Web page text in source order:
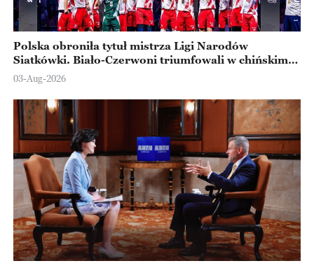
Polska obroniła tytuł mistrza Ligi Narodów
Siatkówki. Biało-Czerwoni triumfowali w chińskim
Ningbo
03-Aug-2026